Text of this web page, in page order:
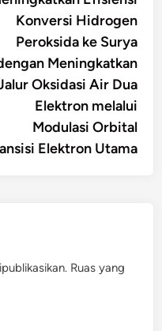
Konversi Hidrogen
Peroksida ke Surya
Meningkatkan
Oksidasi Air Dua
Elektron melalui
Modulasi Orbital
Elektron Utama
Ruas yang